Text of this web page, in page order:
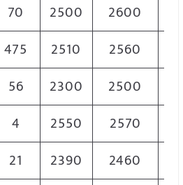
70 2500 2600
475 2510 2560
56 2300 2500
4 2550 2570
21 2390 2460